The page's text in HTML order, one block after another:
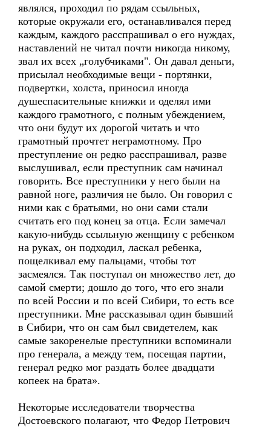
являлся, проходил по рядам ссыльных,
которые окружали его, останавливался перед
каждым, каждого расспрашивал о его нуждах,
наставлений не читал почти никогда никому,
звал их всех „голубчиками". Он давал деньги,
присылал необходимые вещи - портянки,
подвертки, холста, приносил иногда
душеспасительные книжки и оделял ими
каждого грамотного, с полным убеждением,
что они будут их дорогой читать и что
грамотный прочтет неграмотному. Про
преступление он редко расспрашивал, разве
выслушивал, если преступник сам начинал
говорить. Все преступники у него были на
равной ноге, различия не было. Он говорил с
ними как с братьями, но они сами стали
считать его под конец за отца. Если замечал
какую-нибудь ссыльную женщину с ребенком
на руках, он подходил, ласкал ребенка,
пощелкивал ему пальцами, чтобы тот
засмеялся. Так поступал он множество лет, до
самой смерти; дошло до того, что его знали
по всей России и по всей Сибири, то есть все
преступники. Мне рассказывал один бывший
в Сибири, что он сам был свидетелем, как
самые закоренелые преступники вспоминали
про генерала, а между тем, посещая партии,
генерал редко мог раздать более двадцати
копеек на брата».
Некоторые исследователи творчества
Достоевского полагают, что Федор Петрович